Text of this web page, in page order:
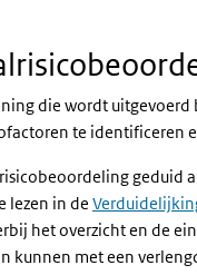
die wordt
te identificeren
geduid
lezen in de
het overzicht en de
kunnen met een